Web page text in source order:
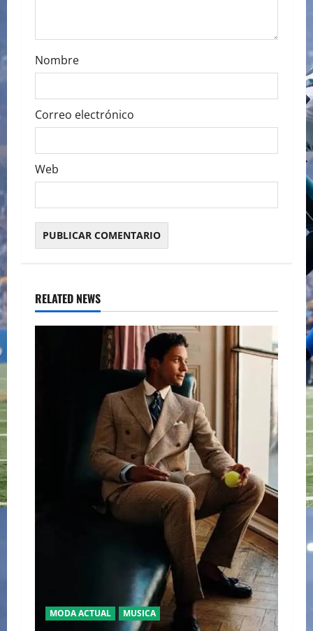
Nombre
Correo electrónico
Web
RELATED NEWS
MODA ACTUAL MUSICA